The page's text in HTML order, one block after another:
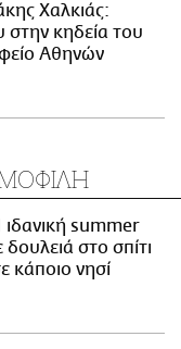
Χαλκιάς:
κηδεία του
Αθηνών
summer
δουλειά στο σπίτι
κάποιο νησί